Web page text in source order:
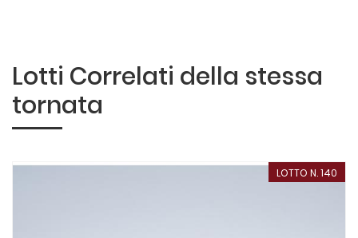
Lotti Correlati della stessa
tornata
LOTTO N. 140